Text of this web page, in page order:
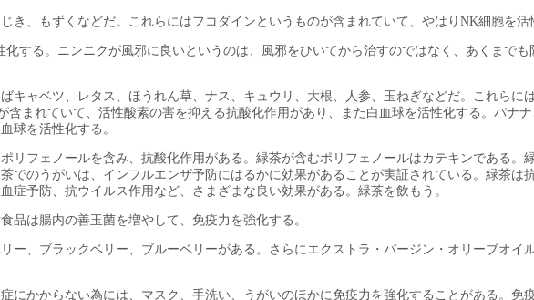
き、もずくなどだ。これらにはフコダインというものが含まれていて、やはりNK細胞を活
する。ニンニクが風邪に良いというのは、風邪をひいてから治すのではなく、あくまでも
キャベツ、レタス、ほうれん草、ナス、キュウリ、大根、人参、玉ねぎなどだ。これらに
含まれていて、活性酸素の害を抑える抗酸化作用があり、また白血球を活性化する。バナ
球を活性化する。
リフェノールを含み、抗酸化作用がある。緑茶が含むポリフェノールはカテキンである。
でのうがいは、インフルエンザ予防にはるかに効果があることが実証されている。緑茶は
症予防、抗ウイルス作用など、さまざまな良い効果がある。緑茶を飲もう。
品は腸内の善玉菌を増やして、免疫力を強化する。
ー、ブラックベリー、ブルーベリーがある。さらにエクストラ・バージン・オリーブオイ
にかからない為には、マスク、手洗い、うがいのほかに免疫力を強化することがある。免